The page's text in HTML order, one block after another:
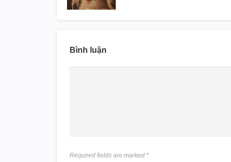
Bình luận
Required fields are marked *